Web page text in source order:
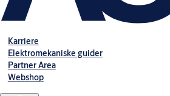
Karriere
Elektromekaniske guider
Partner Area
Webshop